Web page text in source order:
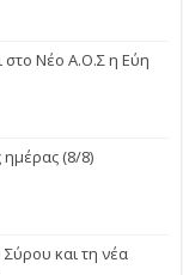
στο Νέο Α.Ο.Σ η Εύη
ημέρας (8/8)
και τη νέα